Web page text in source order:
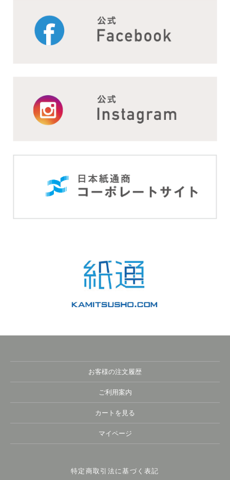
お客様の注文履歴
ご利用案内
カートを見る
マイページ
特定商取引法に基づく表記